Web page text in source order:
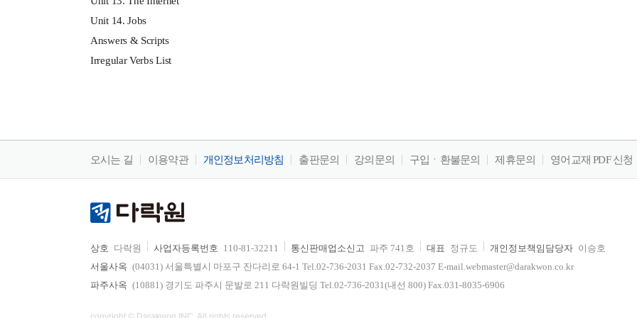
Unit 14. Jobs
Answers & Scripts
Irregular Verbs List
오시는 길 이용약관 개인정보처리방침 출판문의 강의문의 구입ㆍ환불문의 제휴문의 영어교재 PDF 신청
상호 다락원 사업자등록번호 110-81-32211 통신판매업소신고 파주 741호 대표 정규도 개인정보책임담당자 이승호
서울사옥 (04031) 서울특별시 마포구 잔다리로 64-1 Tel.02-736-2031 Fax.02-732-2037 E-mail.webmaster@darakwon.co.kr
파주사옥 (10881) 경기도 파주시 문발로 211 다락원빌딩 Tel.02-736-2031(내선 800) Fax.031-8035-6906